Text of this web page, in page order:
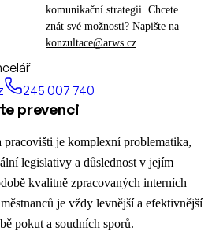
komunikační strategii. Chcete
znát své možnosti? Napište na
konzultace@arws.cz
245 007 740
prevenci
pracovišti je komplexní problematika,
legislativy a důslednost v jejím
kvalitně zpracovaných interních
je vždy levnější a efektivnější
pokut a soudních sporů.